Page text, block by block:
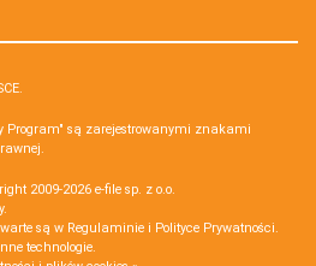
Program" są zarejestrowanymi znakami
2009-2026 e-file sp. z o.o.
są w Regulaminie i Polityce Prywatności.
technologie.